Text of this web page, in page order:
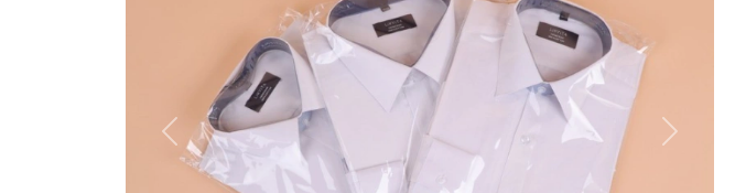
Previous Next